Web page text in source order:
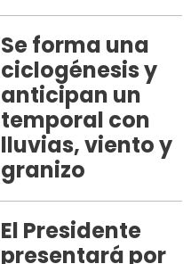
Se forma una
ciclogénesis y
anticipan un
temporal con
lluvias, viento y
granizo
El Presidente
presentará por